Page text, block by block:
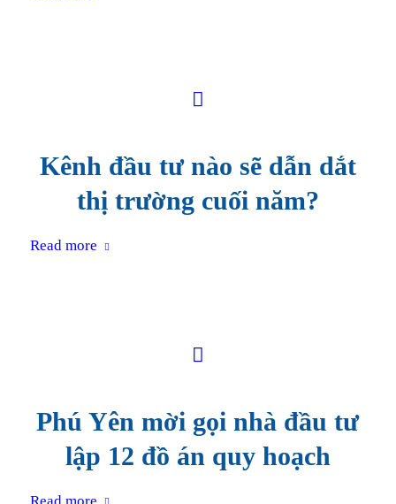
Kênh đầu tư nào sẽ dẫn dắt
thị trường cuối năm?
Read more
Phú Yên mời gọi nhà đầu tư
lập 12 đồ án quy hoạch